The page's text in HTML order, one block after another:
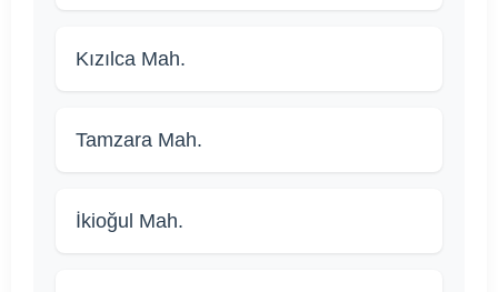
Kızılca Mah.
Tamzara Mah.
İkioğul Mah.